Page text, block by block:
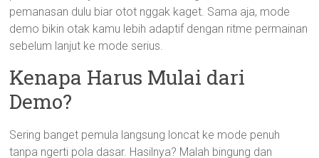
pemanasan dulu biar otot nggak kaget. Sama aja, mode
demo bikin otak kamu lebih adaptif dengan ritme permainan
sebelum lanjut ke mode serius.
Kenapa Harus Mulai dari
Demo?
Sering banget pemula langsung loncat ke mode penuh
tanpa ngerti pola dasar. Hasilnya? Malah bingung dan